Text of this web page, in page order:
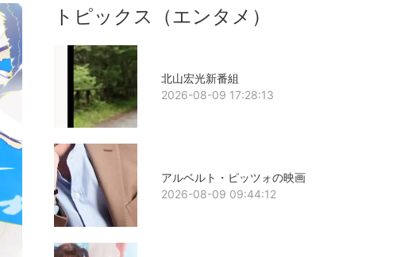
トピックス（エンタメ）
北山宏光新番組
2026-08-09 17:28:13
アルベルト・ピッツォの映画
2026-08-09 09:44:12